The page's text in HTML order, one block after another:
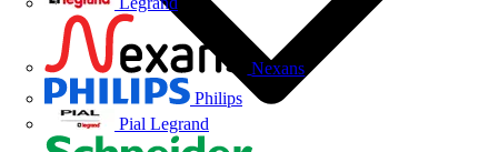
Nexans
Philips
Pial Legrand